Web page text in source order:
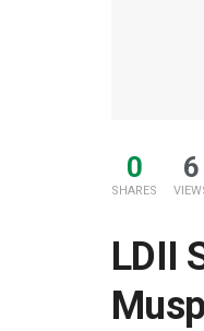
0
SHARES
6
LDII